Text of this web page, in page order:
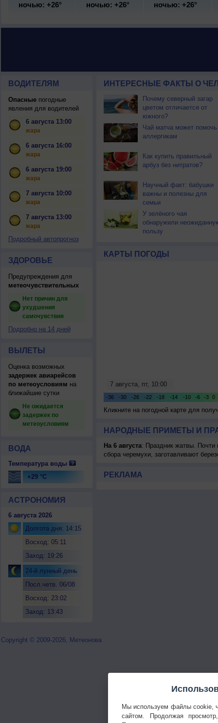
ночью: +26° ночью: +26° ночью: +26°
ВОДИТЕЛЯМ
Опасныепогодные
явления для водителей
6 августа 13:00
жара
6 августа 16:00
жара
6 августа 19:00
жара
7 августа 10:00
жара
7 августа 13:00
жара
Подробный автопрогноз
ЗДОРОВЬЕ
Предупреждения для
метеочувствительных
Нет причин для
ухудшения
самочувствия
Подробно на 14 дней
ВЫЛЕТЫ
Оценка возможных
задержек авиарейсов
по метеоусловиям на
ближайшие сутки
Не ожидается
задержек по
метеоусловиям
ВОДА
Температура воды
+29 °C
АСТРОНОМИЯ
6 августа 2026
Долгота дня: 14:15
Восход: 05:11
Заход: 19:26
24-й лунный день
Посл.четв. 06/08
Восход: 23:02
Заход: 13:43
ИНТЕРЕСНЫЕ ФАКТЫ О
Почему северный загар
цветом отличается от
южного?
Чай матча может помочь
аллергикам
Как купить правильный
арбуз без нитратов?
Научный факт: бабушки
важны и полезны для
семьи
У зелёного чая
обнаружили
пользу
КАРТЫ ПОГОДЫ
Кликните на погодной карте для
НАРОДНЫЕ ПРИМЕТЫ И
На 6 августа: Праздник жатвы. Почти
сбора черемухи, заготавливают
РЕКЛАМА
Copyright © 2009-2026, Метеонова
Мы используем файлы cookie,
сайтом. Продолжая